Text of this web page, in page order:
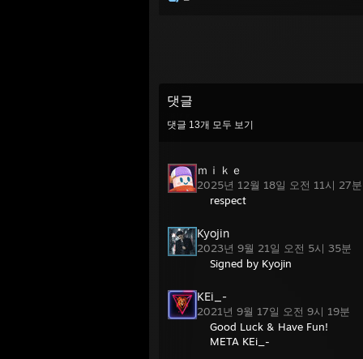
댓글
댓글 13개 모두 보기
ｍｉｋｅ
2025년 12월 18일 오전 11시 27
respect
Kyojin
2023년 9월 21일 오전 5시 35분
Signed by Kyojin
KEi_-
2021년 9월 17일 오전 9시 19분
Good Luck & Have Fun!
META KEi_-